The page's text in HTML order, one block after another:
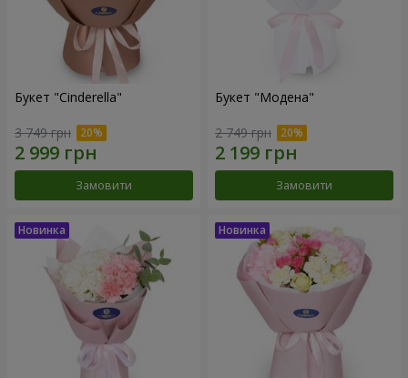
Букет "Cinderella"
3 749 грн
Замовити
Букет "Модена"
2 749 грн
Замовити